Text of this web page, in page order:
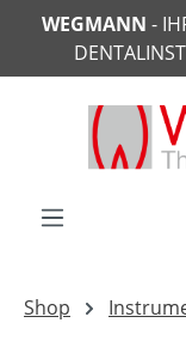
springen
WEGMANN -
Shop